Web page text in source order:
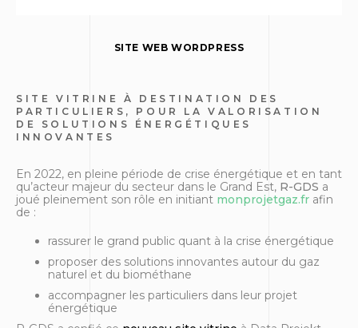
SITE WEB WORDPRESS
SITE VITRINE À DESTINATION DES
PARTICULIERS, POUR LA VALORISATION
DE SOLUTIONS ÉNERGÉTIQUES
INNOVANTES
En 2022, en pleine période de crise énergétique et en tant
qu’acteur majeur du secteur dans le Grand Est, R-GDS a
joué pleinement son rôle en initiant monprojetgaz.fr afin
de :
rassurer le grand public quant à la crise énergétique
proposer des solutions innovantes autour du gaz
naturel et du biométhane
accompagner les particuliers dans leur projet
énergétique